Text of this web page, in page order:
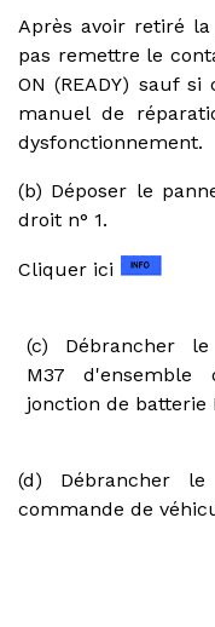
Après avoir retiré
pas remettre le
ON (READY) sauf
manuel de
dysfonctionnement.
(b) Déposer le
droit n° 1.
Cliquer ici
(c) Débrancher
M37
jonction de batterie
(d) Débrancher
commande de